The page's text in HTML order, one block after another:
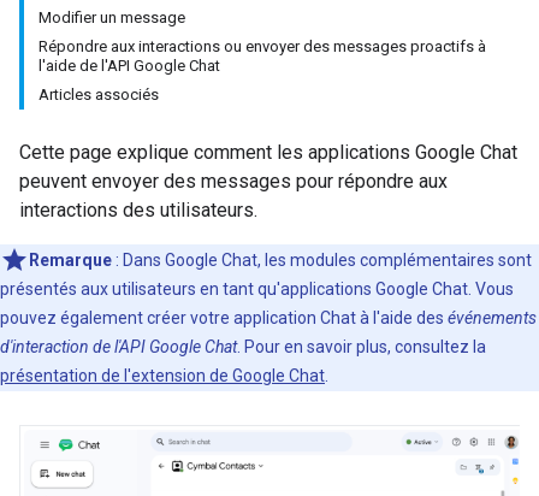
Modifier un message
Répondre aux interactions ou envoyer des messages proactifs à
l'aide de l'API Google Chat
Articles associés
Cette page explique comment les applications Google Chat
peuvent envoyer des messages pour répondre aux
interactions des utilisateurs.
Remarque : Dans Google Chat, les modules complémentaires sont
présentés aux utilisateurs en tant qu'applications Google Chat. Vous
pouvez également créer votre application Chat à l'aide des événements
d'interaction de l'API Google Chat. Pour en savoir plus, consultez la
présentation de l'extension de Google Chat